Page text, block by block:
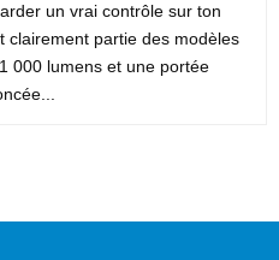
un vrai contrôle sur ton
clairement partie des modèles
000 lumens et une portée